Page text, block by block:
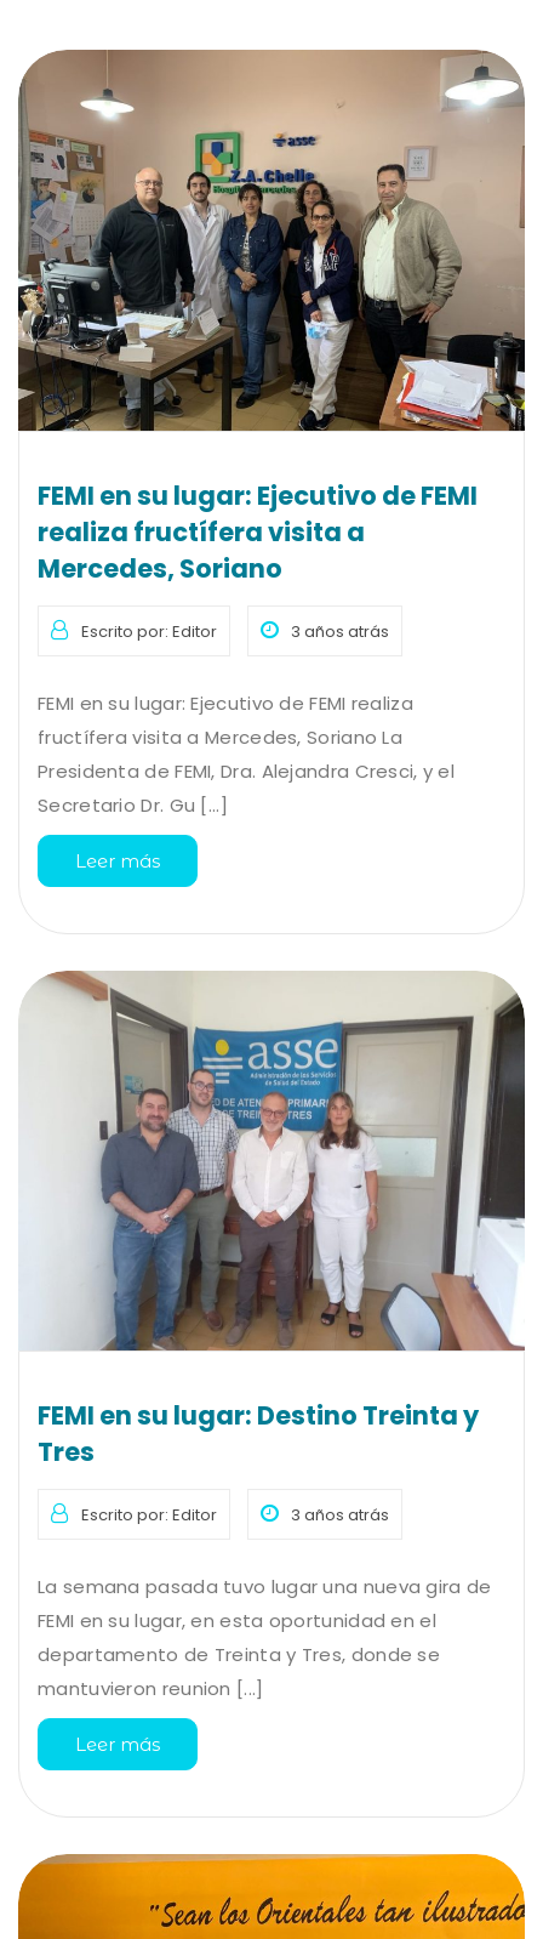
FEMI en su lugar: Ejecutivo de FEMI
realiza fructífera visita a
Mercedes, Soriano
Escrito por: Editor 3 años atrás
FEMI en su lugar: Ejecutivo de FEMI realiza
fructífera visita a Mercedes, Soriano La
Presidenta de FEMI, Dra. Alejandra Cresci, y el
Secretario Dr. Gu [...]
Leer más
FEMI en su lugar: Destino Treinta y
Tres
Escrito por: Editor 3 años atrás
La semana pasada tuvo lugar una nueva gira de
FEMI en su lugar, en esta oportunidad en el
departamento de Treinta y Tres, donde se
mantuvieron reunion [...]
Leer más